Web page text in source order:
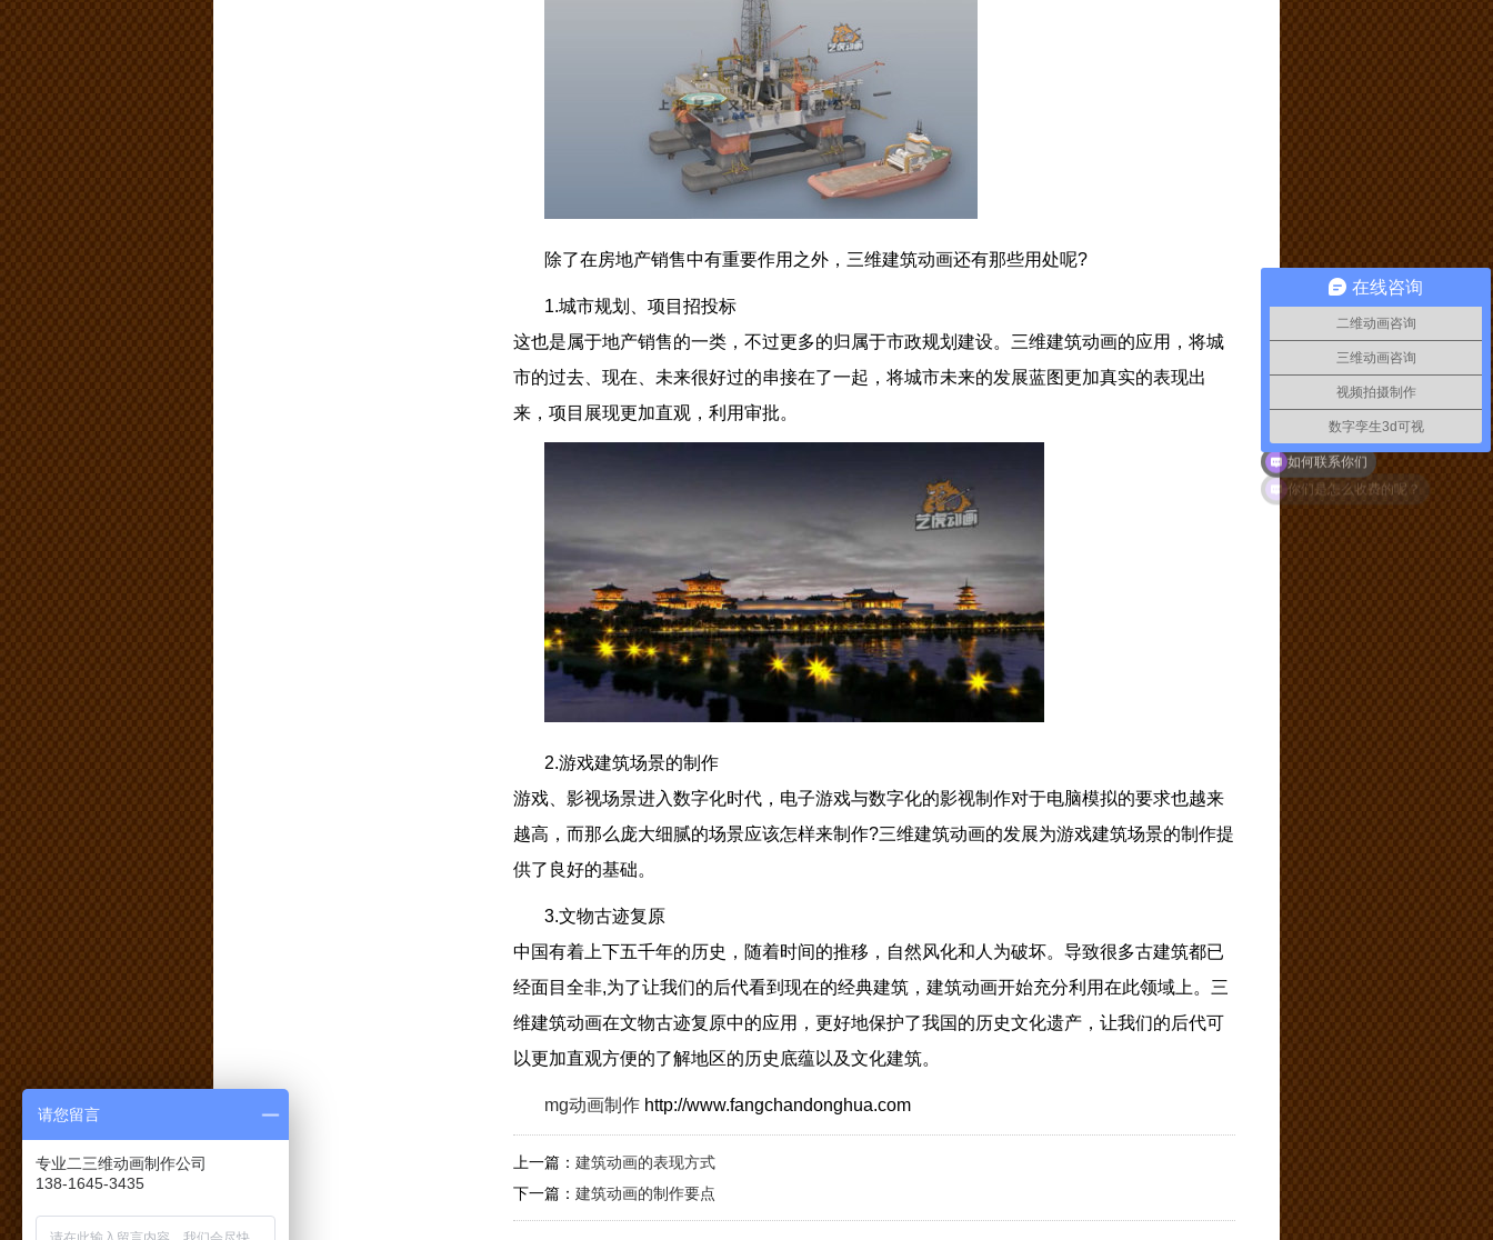
除了在房地产销售中有重要作用之外，三维建筑动画还有那些用处呢?
1.城市规划、项目招投标
这也是属于地产销售的一类，不过更多的归属于市政规划建设。三维建筑动画的应用，将城
市的过去、现在、未来很好过的串接在了一起，将城市未来的发展蓝图更加真实的表现出
来，项目展现更加直观，利用审批。
2.游戏建筑场景的制作
游戏、影视场景进入数字化时代，电子游戏与数字化的影视制作对于电脑模拟的要求也越来
越高，而那么庞大细腻的场景应该怎样来制作?三维建筑动画的发展为游戏建筑场景的制作提
供了良好的基础。
3.文物古迹复原
中国有着上下五千年的历史，随着时间的推移，自然风化和人为破坏。导致很多古建筑都已
经面目全非,为了让我们的后代看到现在的经典建筑，建筑动画开始充分利用在此领域上。三
维建筑动画在文物古迹复原中的应用，更好地保护了我国的历史文化遗产，让我们的后代可
以更加直观方便的了解地区的历史底蕴以及文化建筑。
mg动画制作 http://www.fangchandonghua.com
上一篇： 建筑动画的表现方式
下一篇： 建筑动画的制作要点
在线咨询
二维动画咨询
三维动画咨询
视频拍摄制作
数字孪生3d可视
如何联系你们
请您留言
专业二三维动画制作公司
138-1645-3435